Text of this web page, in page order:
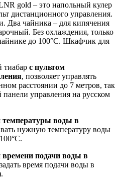
gold – это напольный кулер
дистанционного управления.
Два чайника – для кипячения
Без охлаждения, только
до 100°С. Шкафчик для
с пультом
, позволяет управлять
расстоянии до 7 метров, так
управления на русском
воды в
нужную температуру воды
подачи воды в
время подачи воды в